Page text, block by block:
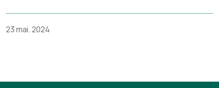
23 mai. 2024